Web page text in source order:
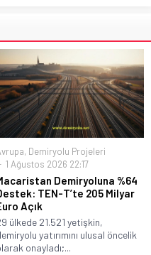
, Demiryolu Projeleri
1 Ağustos 2026 22:17
Demiryoluna %64
TEN-T’te 205 Milyar
Açık
ülkede 21.521 yetişkin,
yatırımını ulusal öncelik
onayladı;...